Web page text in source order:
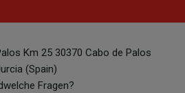
Km 25 30370 Cabo de Palos
(Spain)
Fragen?